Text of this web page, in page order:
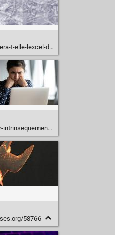
de-la-connaissance/
le-vrai-et-le-faux
58766